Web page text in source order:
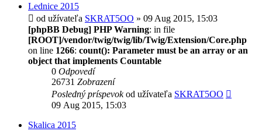
Lednice 2015
od užívateľa SKRAT5OO » 09 Aug 2015, 15:03
[phpBB Debug] PHP Warning: in file
[ROOT]/vendor/twig/twig/lib/Twig/Extension/Core.php
on line 1266: count(): Parameter must be an array or an
object that implements Countable
0 Odpovedí
26731 Zobrazení
Posledný príspevokod užívateľa SKRAT5OO
09 Aug 2015, 15:03
Skalica 2015